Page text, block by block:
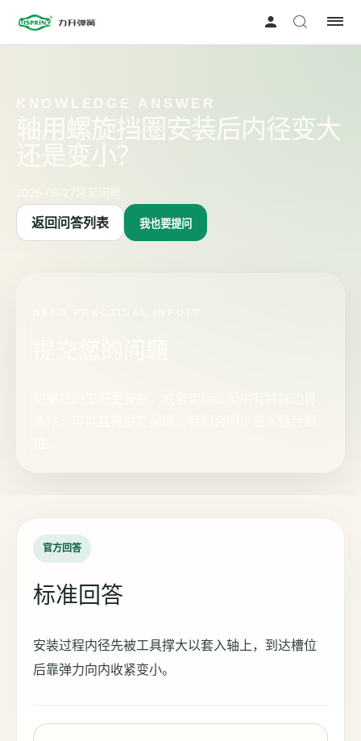
KNOWLEDGE ANSWER
轴用螺旋挡圈安装后内径变大
还是变小？
返回问答列表 我也要提问
官方回答
标准回答
安装过程内径先被工具撑大以套入轴上，到达槽位
后靠弹力向内收紧变小。